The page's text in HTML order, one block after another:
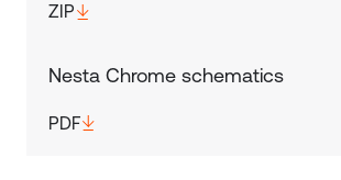
ZIP
Nesta Chrome schematics
PDF